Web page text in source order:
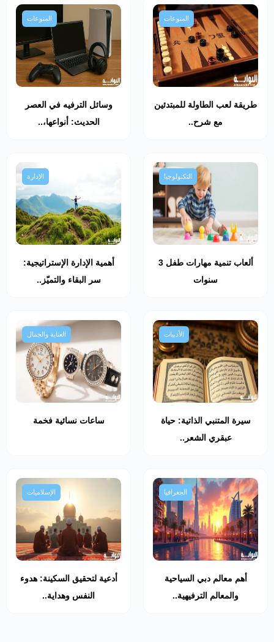
المنوعات
طريقة لعب الطاولة للمبتدئين
مع شرح..
المنوعات
وسائل الترفيه في العصر
الحديث: أنواعها،..
التكنولوجيا
ألعاب تنمية مهارات طفل 3
سنوات
الإدارة
أهمية الإدارة الإستراتيجية:
سر البقاء والتميّز..
الأدبيات
سيرة المتنبي الذاتية: حياة
عبقري الشعر..
العناية والجمال
ساعات نسائية فخمة
الجغرافيا
أهم معالم دبي السياحية
والمعالم الترفيهية..
الإسلاميات
أدعية لتحقيق السكينة: هدوء
النفس وهداية..